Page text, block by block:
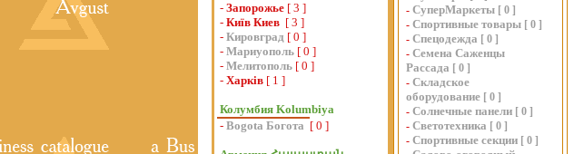
- Запорожье [ 3 ]
- Київ Киев [ 3 ]
- Кировград [ 0 ]
- Мариуополь [ 0 ]
- Мелитополь [ 0 ]
- Харків [ 1 ]
Колумбия Kolumbiya
- Bogota Богота [ 0 ]
- СуперМаркеты [ 0 ]
- Спортивные товары [ 0 ]
- Спецодежда [ 0 ]
- Семена Саженцы
Рассада [ 0 ]
- Складское
оборудование [ 0 ]
- Солнечные панели [ 0 ]
- Светотехника [ 0 ]
- Спортивные секции [ 0 ]